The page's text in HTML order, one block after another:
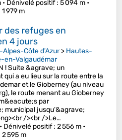
• Dénivelé positif: 5 094 m •
1 979 m
des refuges en
4 jours
Côte d'Azur> Hautes-
en-Valgaudémar
! Suite &agrave; un
a eu lieu sur la route entre la
et le Gioberney (au niveau
le route menant au Gioberney
par
municipal jusqu'&agrave;
/><br />Le…
Dénivelé positif: 2 556 m •
2 595 m